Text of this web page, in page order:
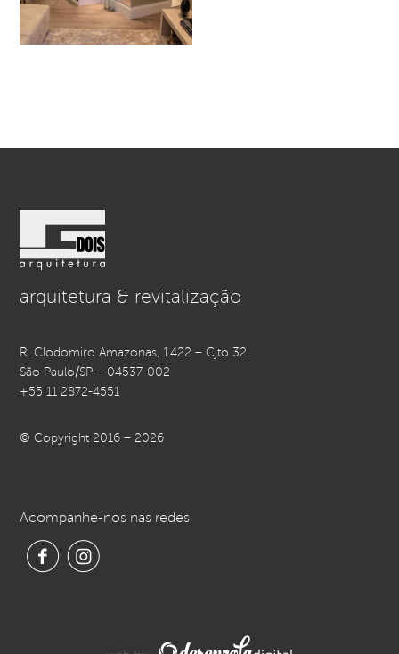
arquitetura & revitalização
R. Clodomiro Amazonas, 1.422 – Cjto 32
São Paulo/SP – 04537-002
+55 11 2872-4551
© Copyright 2016 – 2026
Acompanhe-nos nas redes